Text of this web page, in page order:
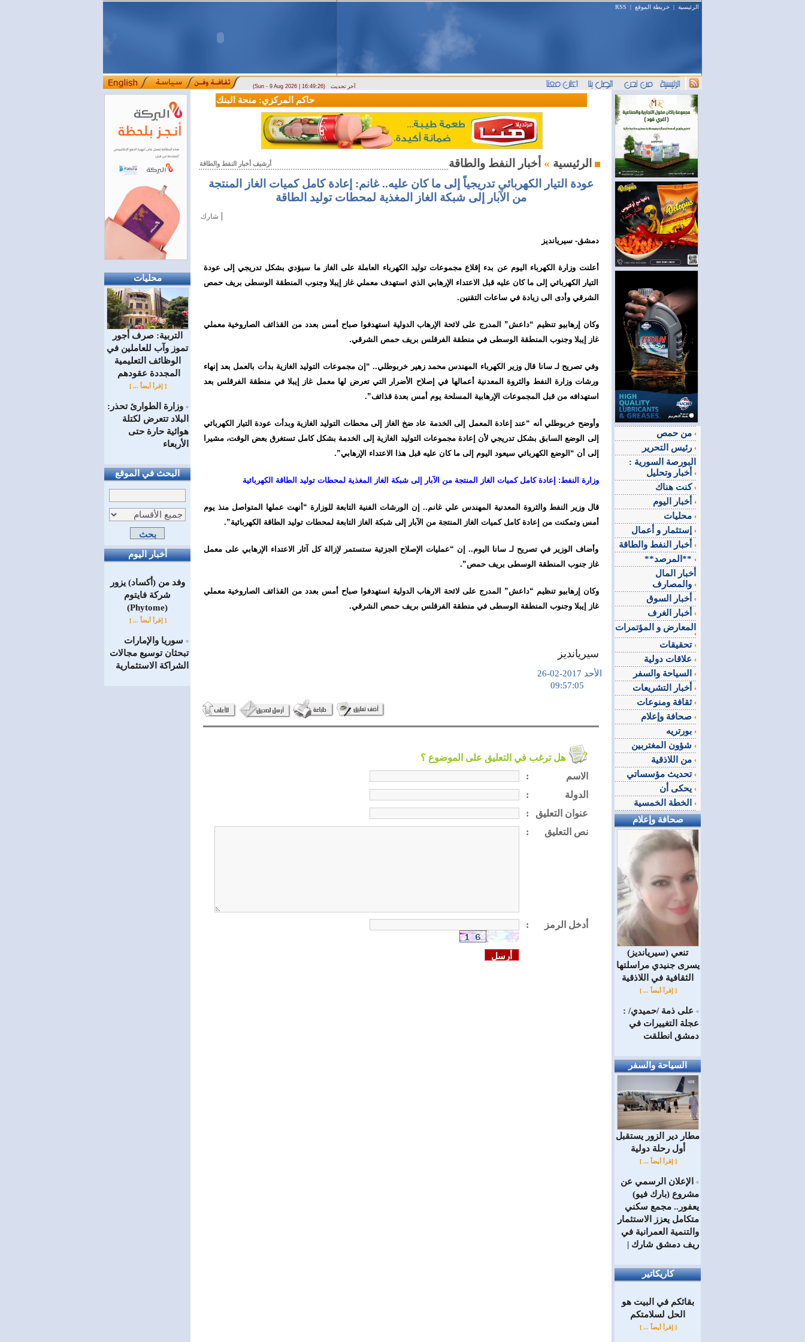
الرئيسية | خريطة الموقع |
RSS
(Sun - 9 Aug 2026 | 16:49:26) آخر تحديث
محليات
التربية: صرف أجور
تموز وآب للعاملين في
الوظائف ‏التعليمية
المجددة عقودهم ‏
[ إقرأ أيضاً ... ]
= وزارة الطوارئ تحذر:
البلاد تتعرض لكتلة
هوائية حارة حتى
الأربعاء
البحث في الموقع
أخبار اليوم
وفد من (أكساد) يزور
شركة فايتوم
(Phytome)
[ إقرأ أيضاً ... ]
= سوريا والإمارات
تبحثان توسيع مجالات
الشراكة الاستثمارية
حاكم المركزي: منحة البنك الدولي لسورية خطوة أساسية نحو بناء قطاع مالي حديث
أرشيف أخبار النفط والطاقة الرئيسية »
عودة التيار الكهربائي تدريجياً إلى ما كان عليه.. غانم: إعادة كامل كميات الغاز المنتجة
من الآبار إلى شبكة الغاز المغذية لمحطات توليد الطاقة
شارك |
دمشق- سيريانديز
أعلنت وزارة الكهرباء اليوم عن بدء إقلاع مجموعات توليد الكهرباء العاملة على الغاز ما سيؤدي بشكل تدريجي إلى عودة
التيار الكهربائي إلى ما كان عليه قبل الاعتداء الإرهابي الذي استهدف معملي غاز إيبلا وجنوب المنطقة الوسطى بريف حمص
الشرقي وأدى الى زيادة في ساعات التقنين.
وكان إرهابيو تنظيم “داعش” المدرج على لائحة الإرهاب الدولية استهدفوا صباح أمس بعدد من القذائف الصاروخية معملي
غاز إيبلا وجنوب المنطقة الوسطى في منطقة الفرقلس بريف حمص الشرقي.
وفي تصريح لـ سانا قال وزير الكهرباء المهندس محمد زهير خربوطلي.. “إن مجموعات التوليد الغازية بدأت بالعمل بعد إنهاء
ورشات وزارة النفط والثروة المعدنية أعمالها في إصلاح الأضرار التي تعرض لها معمل غاز إيبلا في منطقة الفرقلس بعد
استهدافه من قبل المجموعات الإرهابية المسلحة يوم أمس بعدة قذائف”.
وأوضح خربوطلي أنه “عند إعادة المعمل إلى الخدمة عاد ضخ الغاز إلى محطات التوليد الغازية وبدأت عودة التيار الكهربائي
إلى الوضع السابق بشكل تدريجي لأن إعادة مجموعات التوليد الغازية إلى الخدمة بشكل كامل تستغرق بعض الوقت، مشيرا
إلى أن “الوضع الكهربائي سيعود اليوم إلى ما كان عليه قبل هذا الاعتداء الإرهابي”.
وزارة النفط: إعادة كامل كميات الغاز المنتجة من الآبار إلى شبكة الغاز المغذية لمحطات توليد الطاقة الكهربائية
قال وزير النفط والثروة المعدنية المهندس علي غانم.. إن الورشات الفنية التابعة للوزارة “أنهت عملها المتواصل منذ يوم
أمس وتمكنت من إعادة كامل كميات الغاز المنتجة من الآبار إلى شبكة الغاز التابعة لمحطات توليد الطاقة الكهربائية”.
وأضاف الوزير في تصريح لـ سانا اليوم.. إن “عمليات الإصلاح الجزئية ستستمر لإزالة كل آثار الاعتداء الإرهابي على معمل
غاز جنوب المنطقة الوسطى بريف حمص”.
وكان إرهابيو تنظيم “داعش” المدرج على لائحة الارهاب الدولية استهدفوا صباح أمس بعدد من القذائف الصاروخية معملي
غاز إيبلا وجنوب المنطقة الوسطى في منطقة الفرقلس بريف حمص الشرقي.
سيريانديز
الأحد 2017-02-26
هل ترغب في التعليق على الموضوع ؟
:
الاسم
:
الدولة
:
عنوان التعليق
:
نص التعليق
: أدخل الرمز
البورصة السورية :
كنت هناك
**المرصد**
أخبار المال
المعارض و المؤتمرات
تحقيقات
ثقافة ومنوعات
تحديث مؤسساتي
صحافة وإعلام
(سيريانديز) تنعي
يسرى جنيدي مراسلتها
الثقافية في اللاذقية
[ إقرأ أيضاً ... ]
= على ذمة /حميدي/ :
عجلة التغييرات في
دمشق انطلقت
السياحة والسفر
مطار دير الزور يستقبل
أول رحلة دولية
[ إقرأ أيضاً ... ]
=
الإعلان الرسمي عن
مشروع (بارك فيو)
يعفور.. مجمع سكني
متكامل يعزز الاستثمار
والتنمية العمرانية في
ريف دمشق شارك |
كاريكاتير
بقائكم في البيت هو
الحل لسلامتكم
[ إقرأ أيضاً ... ]